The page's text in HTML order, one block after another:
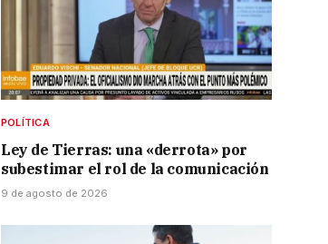
POLÍTICA
Ley de Tierras: una «derrota» por
subestimar el rol de la comunicación
9 de agosto de 2026